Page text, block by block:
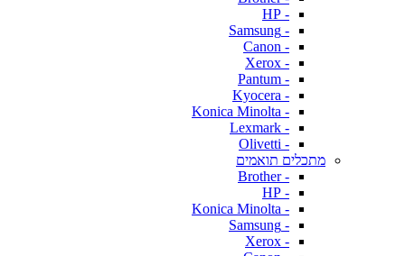
- HP
- Samsung
- Canon
- Xerox
- Pantum
- Kyocera
- Konica Minolta
- Lexmark
- Olivetti
מתכלים תואמים
- Brother
- HP
- Konica Minolta
- Samsung
- Xerox